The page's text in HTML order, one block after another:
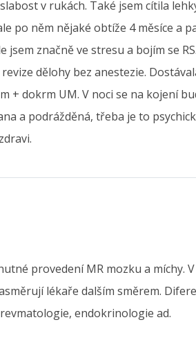
v rukách. Také jsem cítila
po něm nějaké obtíže 4 měsíce a
jsem značně ve stresu a bojím se
dělohy bez anestezie.
+ dokrm UM. V noci se na kojení
a podrážděná, třeba je to
provedení MR mozku a
lékaře dalším směrem.
endokrinologie ad.